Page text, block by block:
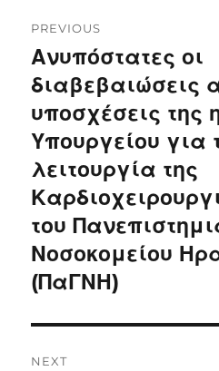
navigation
PREVIOUS
Previous
post:
Ανυπόστατες οι
διαβεβαιώσεις
υποσχέσεις της
Υπουργείου για
λειτουργία της
του
Νοσοκομείου
(ΠαΓΝΗ)
NEXT